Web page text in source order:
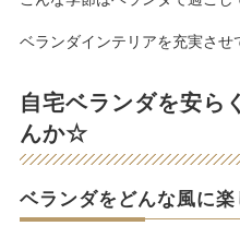
ベランダインテリアを充実させ
自宅ベランダを安ら
んか☆
ベランダをどんな風に